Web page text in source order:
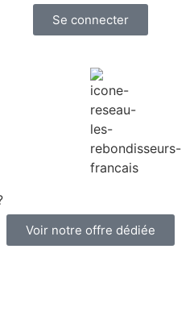
Se connecter
Voir notre offre dédiée